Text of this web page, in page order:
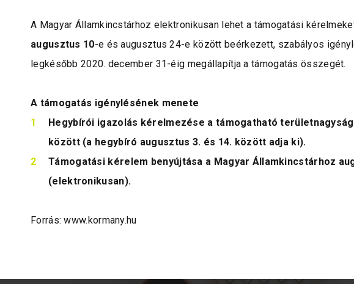
A Magyar Államkincstárhoz elektronikusan lehet a támogatási
augusztus 10-e és augusztus 24-e között beérkezett, szabályos
legkésőbb 2020. december 31-éig megállapítja a támogatás összegét.
A támogatás igénylésének menete
Hegybírói igazolás kérelmezése a támogatható
között(a hegybíró augusztus 3. és 14. között adja ki).
Támogatási kérelem benyújtása a Magyar Államkincstárhoz
(elektronikusan).
Forrás: www.kormany.hu